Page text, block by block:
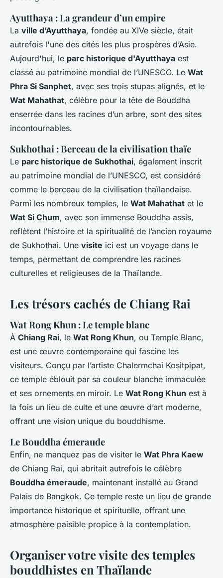
Ayutthaya : La grandeur d’un empire
La ville d’Ayutthaya, fondée au XIVe siècle, était
autrefois l'une des cités les plus prospères d’Asie.
Aujourd'hui, le parc historique d'Ayutthaya est
classé au patrimoine mondial de l’UNESCO. Le Wat
Phra Si Sanphet, avec ses trois stupas alignés, et le
Wat Mahathat, célèbre pour la tête de Bouddha
enserrée dans les racines d’un arbre, sont des sites
incontournables.
Sukhothai : Berceau de la civilisation thaïe
Le parc historique de Sukhothai, également inscrit
au patrimoine mondial de l’UNESCO, est considéré
comme le berceau de la civilisation thaïlandaise.
Parmi les nombreux temples, le Wat Mahathat et le
Wat Si Chum, avec son immense Bouddha assis,
reflètent l’histoire et la spiritualité de l’ancien royaume
de Sukhothai. Une visite ici est un voyage dans le
temps, permettant de comprendre les racines
culturelles et religieuses de la Thaïlande.
Les trésors cachés de Chiang Rai
Wat Rong Khun : Le temple blanc
À Chiang Rai, le Wat Rong Khun, ou Temple Blanc,
est une œuvre contemporaine qui fascine les
visiteurs. Conçu par l’artiste Chalermchai Kositpipat,
ce temple éblouit par sa couleur blanche immaculée
et ses ornements en miroir. Le Wat Rong Khun est à
la fois un lieu de culte et une œuvre d’art moderne,
offrant une vision unique du bouddhisme.
Le Bouddha émeraude
Enfin, ne manquez pas de visiter le Wat Phra Kaew
de Chiang Rai, qui abritait autrefois le célèbre
Bouddha émeraude, maintenant installé au Grand
Palais de Bangkok. Ce temple reste un lieu de grande
importance historique et spirituelle, offrant une
atmosphère paisible propice à la contemplation.
Organiser votre visite des temples
bouddhistes en Thaïlande